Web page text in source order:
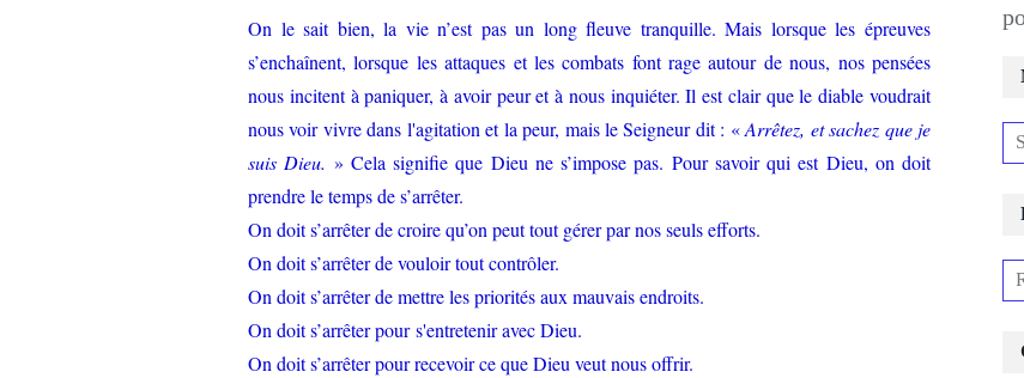
On le sait bien, la vie n’est pas un long fleuve tranquille. Mais lorsque les épreuves
s’enchaînent, lorsque les attaques et les combats font rage autour de nous, nos pensées
nous incitent à paniquer, à avoir peur et à nous inquiéter. Il est clair que le diable voudrait
nous voir vivre dans l'agitation et la peur, mais le Seigneur dit : «Arrêtez, et sachez que je
suis Dieu. » Cela signifie que Dieu ne s’impose pas. Pour savoir qui est Dieu, on doit
prendre le temps de s’arrêter.
On doit s’arrêter de croire qu’on peut tout gérer par nos seuls efforts.
On doit s’arrêter de vouloir tout contrôler.
On doit s’arrêter de mettre les priorités aux mauvais endroits.
On doit s’arrêter pour s'entretenir avec Dieu.
On doit s’arrêter pour recevoir ce que Dieu veut nous offrir.